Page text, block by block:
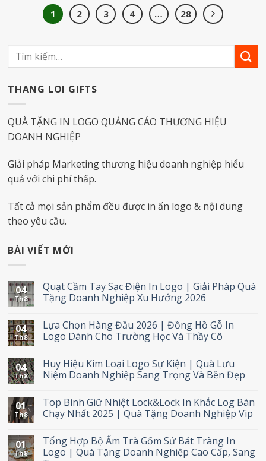
1 2 3 4 … 28
THANG LOI GIFTS
QUÀ TẶNG IN LOGO QUẢNG CÁO THƯƠNG HIỆU
DOANH NGHIỆP
Giải pháp Marketing thương hiệu doanh nghiệp hiểu
quả với chi phí thấp.
Tất cả mọi sản phẩm đều được in ấn logo & nội dung
theo yêu cầu.
BÀI VIẾT MỚI
04
Th8
Quạt Cầm Tay Sạc Điện In Logo | Giải Pháp Quà
Tặng Doanh Nghiệp Xu Hướng 2026
04
Th8
Lựa Chọn Hàng Đầu 2026 | Đồng Hồ Gỗ In
Logo Dành Cho Trường Học Và Thầy Cô
04
Th8
Huy Hiệu Kim Loại Logo Sự Kiện | Quà Lưu
Niệm Doanh Nghiệp Sang Trọng Và Bền Đẹp
01
Th8
Top Bình Giữ Nhiệt Lock&Lock In Khắc Log Bán
Chạy Nhất 2025 | Quà Tặng Doanh Nghiệp Vip
01
Th8
Tổng Hợp Bộ Ấm Trà Gốm Sứ Bát Tràng In
Logo | Quà Tặng Doanh Nghiệp Cao Cấp, Sang